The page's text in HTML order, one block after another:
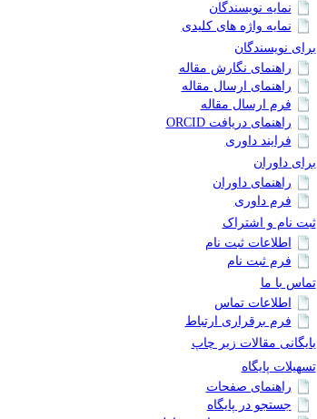
نمایه نویسندگان
نمایه واژه های کلیدی
برای نویسندگان
راهنمای نگارش مقاله
راهنمای ارسال مقاله
فرم ارسال مقاله
راهنمای دریافت ORCID
فرایند داوری
برای داوران
راهنمای داوران
فرم داوری
ثبت نام و اشتراک
اطلاعات ثبت نام
فرم ثبت نام
تماس با ما
اطلاعات تماس
فرم برقراری ارتباط
بایگانی مقالات زیر چاپ
تسهیلات پایگاه
راهنمای صفحات
جستجو در پایگاه